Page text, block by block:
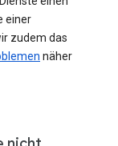
einer
zudem das
näher